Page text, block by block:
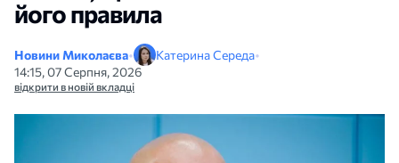
його правила
Новини Миколаєва• Катерина Середа•
14:15, 07 Серпня, 2026
відкрити в новій вкладці